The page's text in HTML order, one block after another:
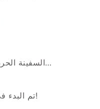
السفينة الحربية الروسية، اذهبي إلى…
تم البدء في العمل على السيناريو!